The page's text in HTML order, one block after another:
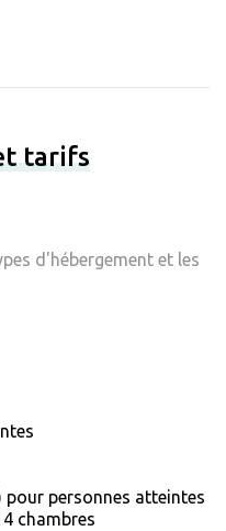
tarifs
d'hébergement et les
pour personnes atteintes
chambres